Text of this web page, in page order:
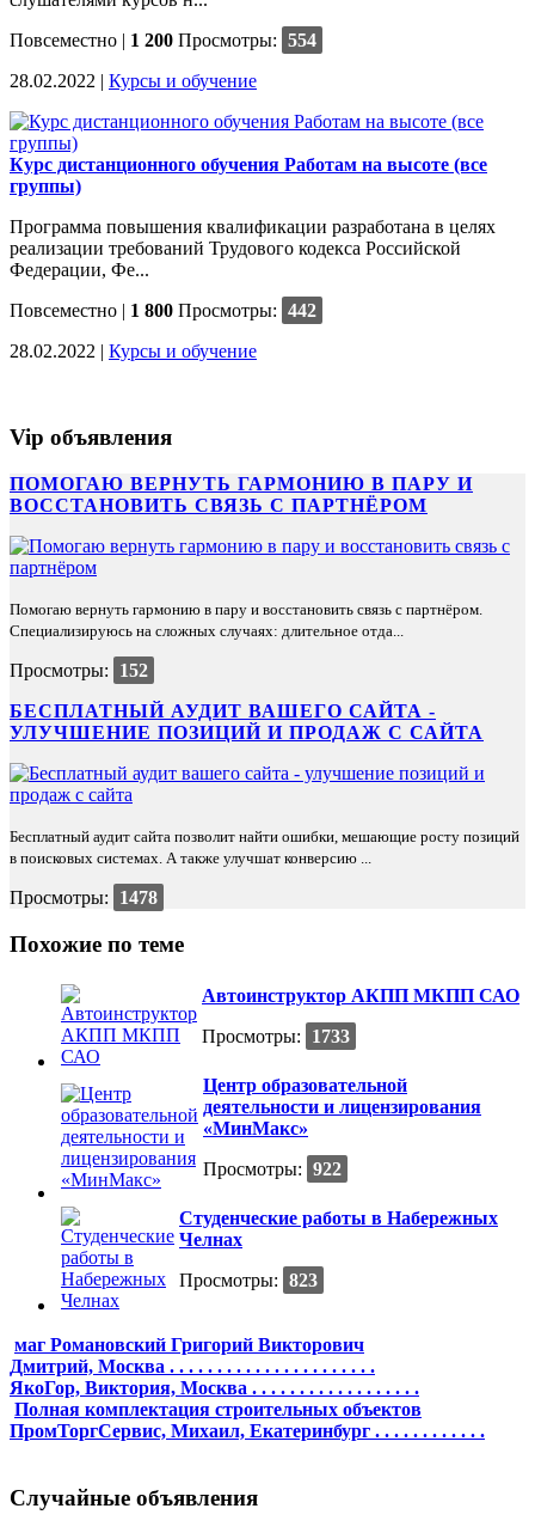
Повсеместно | 1 200 Просмотры: 554
28.02.2022 | Курсы и обучение
Курс дистанционного обучения Работам на высоте (все
группы)
Программа повышения квалификации разработана в целях
реализации требований Трудового кодекса Российской
Федерации, Фе...
Повсеместно | 1 800 Просмотры: 442
28.02.2022 | Курсы и обучение
Vip объявления
ПОМОГАЮ ВЕРНУТЬ ГАРМОНИЮ В ПАРУ И
ВОССТАНОВИТЬ СВЯЗЬ С ПАРТНЁРОМ
Помогаю вернуть гармонию в пару и восстановить связь с партнёром.
Специализируюсь на сложных случаях: длительное отда...
Просмотры:
152
БЕСПЛАТНЫЙ АУДИТ ВАШЕГО САЙТА -
УЛУЧШЕНИЕ ПОЗИЦИЙ И ПРОДАЖ С САЙТА
Бесплатный аудит сайта позволит найти ошибки, мешающие росту позиций
в поисковых системах. А также улучшат конверсию ...
Просмотры: 1478
Похожие по теме
Автоинструктор АКПП МКПП САО
Просмотры:
1733
Центр образовательной
деятельности и лицензирования
«МинМакс»
Просмотры: 922
Студенческие работы в Набережных
Челнах
Просмотры: 823
маг Романовский Григорий Викторович
Дмитрий, Москва . . . . . . . . . . . . . . . . . . . . . .
ЯкоГор, Виктория, Москва . . . . . . . . . . . . . . . . . .
Полная комплектация строительных объектов
ПромТоргСервис, Михаил, Екатеринбург . . . . . . . . . . . .
Случайные объявления